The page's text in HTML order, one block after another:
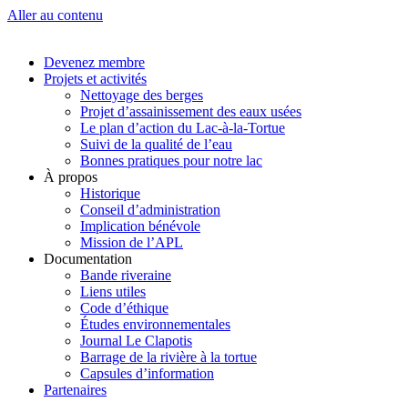
Aller au contenu
Devenez membre
Projets et activités
Nettoyage des berges
Projet d’assainissement des eaux usées
Le plan d’action du Lac-à-la-Tortue
Suivi de la qualité de l’eau
Bonnes pratiques pour notre lac
À propos
Historique
Conseil d’administration
Implication bénévole
Mission de l’APL
Documentation
Bande riveraine
Liens utiles
Code d’éthique
Études environnementales
Journal Le Clapotis
Barrage de la rivière à la tortue
Capsules d’information
Partenaires